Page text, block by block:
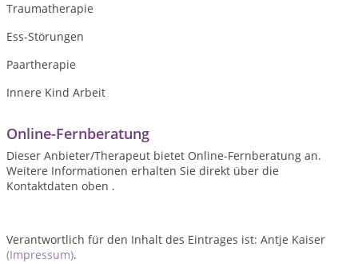
Traumatherapie
Ess-Störungen
Paartherapie
Innere Kind Arbeit
Online-Fernberatung
Dieser Anbieter/Therapeut bietet Online-Fernberatung an.
Weitere Informationen erhalten Sie direkt über die
Kontaktdaten oben .
Verantwortlich für den Inhalt des Eintrages ist: Antje Kaiser
(Impressum).